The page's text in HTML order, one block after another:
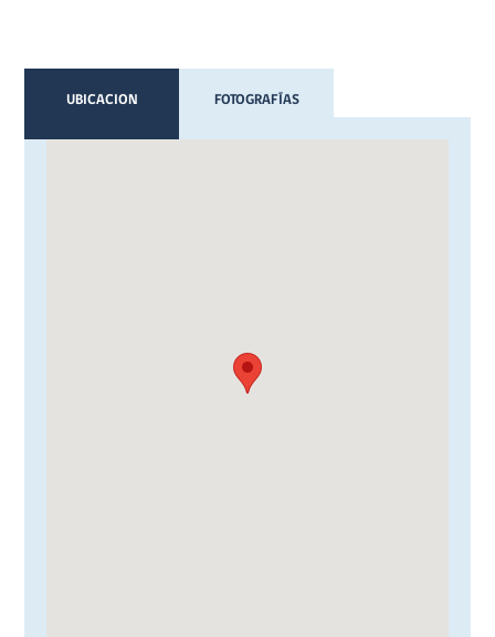
UBICACION FOTOGRAFÍAS